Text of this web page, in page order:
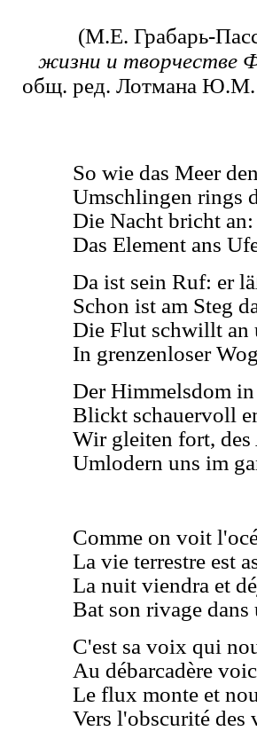
(М.Е. Грабарь-
жизни и творчестве
общ. ред. Лотмана Ю.М.
So wie das Meer
Umschlingen rings
Die Nacht bricht
Das Element ans
Da ist sein Ruf: er
Schon ist am Steg
Die Flut schwillt an
In grenzenloser
Der Himmelsdom
Blickt schauervoll
Wir gleiten fort,
Umlodern uns im
Comme on voit
La vie terrestre est
La nuit viendra et
Bat son rivage
C'est sa voix qui
Au débarcadère
Le flux monte et
Vers l'obscurité des